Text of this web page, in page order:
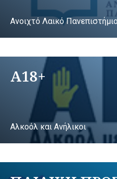
Ανοιχτό Λαικό Πανεπιστήμιο
A18+
Αλκοόλ και Ανήλικοι